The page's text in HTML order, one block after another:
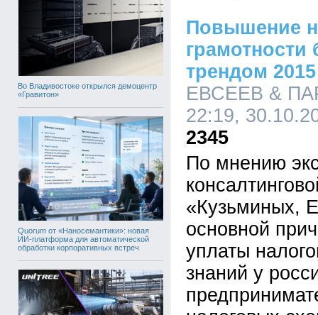
Во Владивостоке открылся демоцентр
«Гравитон»
Quorum от «Наносемантики»: новая
ИИ-платформа для автоматической
обработки корпоративных встреч
Повышение
грамотности
трендом
ЕВСЕЕВ &
22:19,
2345
По мнению
«Кузьминых,
основной
уплаты
знаний у